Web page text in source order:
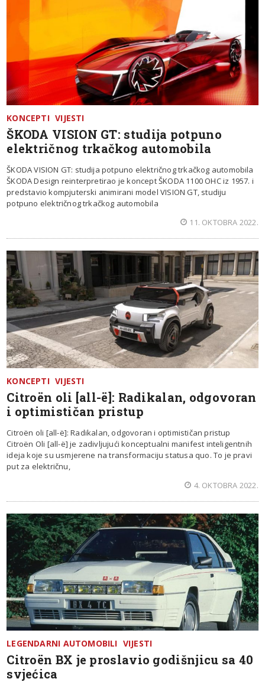
KONCEPTI VIJESTI
ŠKODA VISION GT: studija potpuno
električnog trkačkog automobila
ŠKODA VISION GT: studija potpuno električnog trkačkog automobila
ŠKODA Design reinterpretirao je koncept ŠKODA 1100 OHC iz 1957. i
predstavio kompjuterski animirani model VISION GT, studiju
potpuno električnog trkačkog automobila
11. OKTOBRA 2022.
KONCEPTI VIJESTI
Citroën oli [all-ë]: Radikalan, odgovoran
i optimističan pristup
Citroën oli [all-ë]: Radikalan, odgovoran i optimističan pristup
Citroën Oli [all-ë] je zadivljujući konceptualni manifest inteligentnih
ideja koje su usmjerene na transformaciju statusa quo. To je pravi
put za električnu,
4. OKTOBRA 2022.
LEGENDARNI AUTOMOBILI VIJESTI
Citroën BX je proslavio godišnjicu sa 40
svjećica